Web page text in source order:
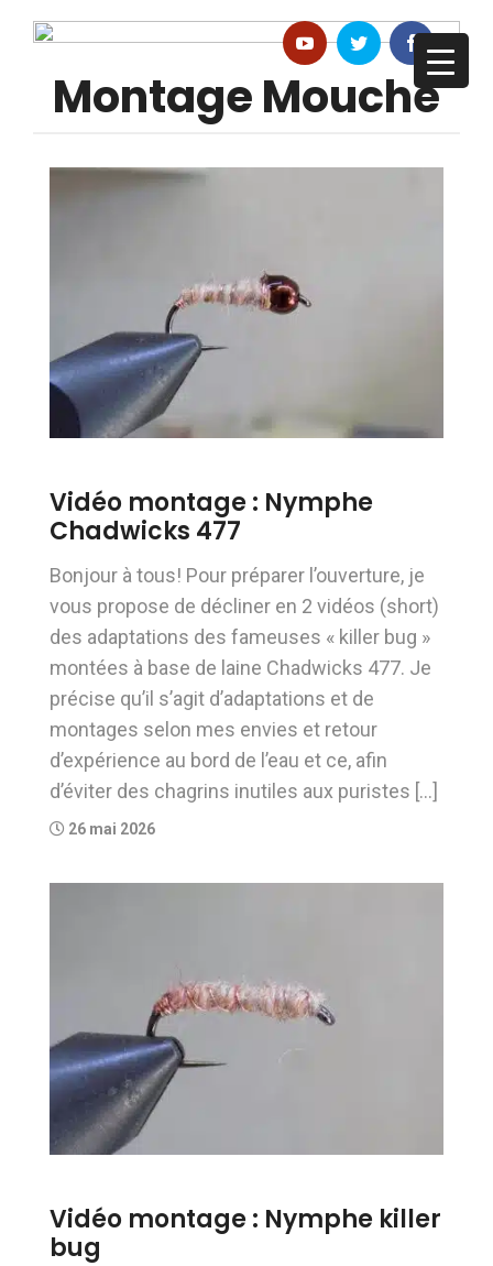
Montage Mouche
Vidéo montage : Nymphe
Chadwicks 477
Bonjour à tous! Pour préparer l’ouverture, je
vous propose de décliner en 2 vidéos (short)
des adaptations des fameuses « killer bug »
montées à base de laine Chadwicks 477. Je
précise qu’il s’agit d’adaptations et de
montages selon mes envies et retour
d’expérience au bord de l’eau et ce, afin
d’éviter des chagrins inutiles aux puristes […]
26 mai 2026
Vidéo montage : Nymphe killer
bug